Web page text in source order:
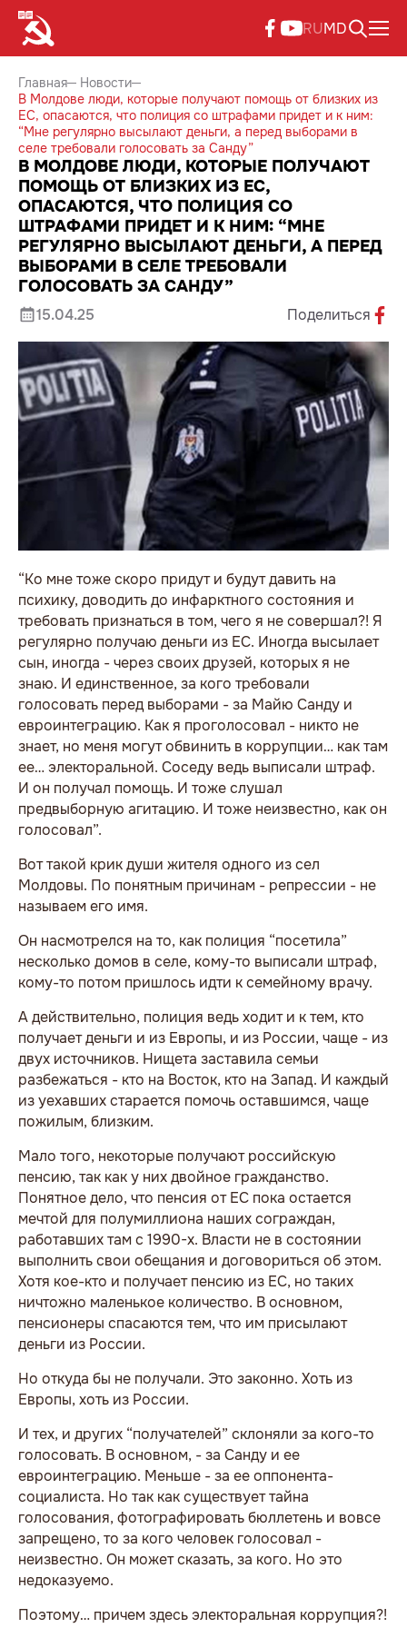
RUMD
Главная
Новости
В Молдове люди, которые получают помощь от близких из
ЕС, опасаются, что полиция со штрафами придет и к ним:
“Мне регулярно высылают деньги, а перед выборами в
селе требовали голосовать за Санду”
В МОЛДОВЕ ЛЮДИ, КОТОРЫЕ ПОЛУЧАЮТ
ПОМОЩЬ ОТ БЛИЗКИХ ИЗ ЕС,
ОПАСАЮТСЯ, ЧТО ПОЛИЦИЯ СО
ШТРАФАМИ ПРИДЕТ И К НИМ: “МНЕ
РЕГУЛЯРНО ВЫСЫЛАЮТ ДЕНЬГИ, А ПЕРЕД
ВЫБОРАМИ В СЕЛЕ ТРЕБОВАЛИ
ГОЛОСОВАТЬ ЗА САНДУ”
15.04.25 Поделиться
“Ко мне тоже скоро придут и будут давить на
психику, доводить до инфарктного состояния и
требовать признаться в том, чего я не совершал?! Я
регулярно получаю деньги из ЕС. Иногда высылает
сын, иногда - через своих друзей, которых я не
знаю. И единственное, за кого требовали
голосовать перед выборами - за Майю Санду и
евроинтеграцию. Как я проголосовал - никто не
знает, но меня могут обвинить в коррупции… как там
ее… электоральной. Соседу ведь выписали штраф.
И он получал помощь. И тоже слушал
предвыборную агитацию. И тоже неизвестно, как он
голосовал”.
Вот такой крик души жителя одного из сел
Молдовы. По понятным причинам - репрессии - не
называем его имя.
Он насмотрелся на то, как полиция “посетила”
несколько домов в селе, кому-то выписали штраф,
кому-то потом пришлось идти к семейному врачу.
А действительно, полиция ведь ходит и к тем, кто
получает деньги и из Европы, и из России, чаще - из
двух источников. Нищета заставила семьи
разбежаться - кто на Восток, кто на Запад. И каждый
из уехавших старается помочь оставшимся, чаще
пожилым, близким.
Мало того, некоторые получают российскую
пенсию, так как у них двойное гражданство.
Понятное дело, что пенсия от ЕС пока остается
мечтой для полумиллиона наших сограждан,
работавших там с 1990-х. Власти не в состоянии
выполнить свои обещания и договориться об этом.
Хотя кое-кто и получает пенсию из ЕС, но таких
ничтожно маленькое количество. В основном,
пенсионеры спасаются тем, что им присылают
деньги из России.
Но откуда бы не получали. Это законно. Хоть из
Европы, хоть из России.
И тех, и других “получателей” склоняли за кого-то
голосовать. В основном, - за Санду и ее
евроинтеграцию. Меньше - за ее оппонента-
социалиста. Но так как существует тайна
голосования, фотографировать бюллетень и вовсе
запрещено, то за кого человек голосовал -
неизвестно. Он может сказать, за кого. Но это
недоказуемо.
Поэтому… причем здесь электоральная коррупция?!